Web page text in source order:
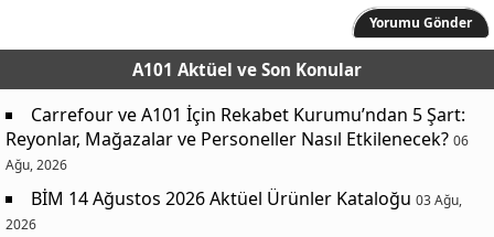
Yorumu Gönder
A101 Aktüel ve Son Konular
Carrefour ve A101 İçin Rekabet Kurumu’ndan 5 Şart:
Reyonlar, Mağazalar ve Personeller Nasıl Etkilenecek? 06
Ağu, 2026
BİM 14 Ağustos 2026 Aktüel Ürünler Kataloğu 03 Ağu,
2026